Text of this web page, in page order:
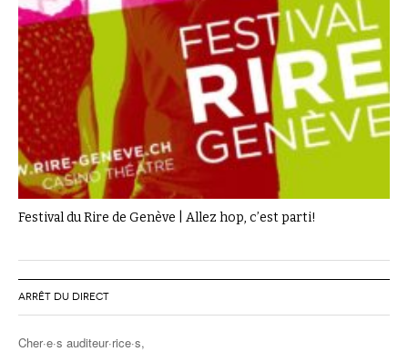
Festival du Rire de Genève | Allez hop, c’est parti!
ARRÊT DU DIRECT
Cher·e·s auditeur·rice·s,